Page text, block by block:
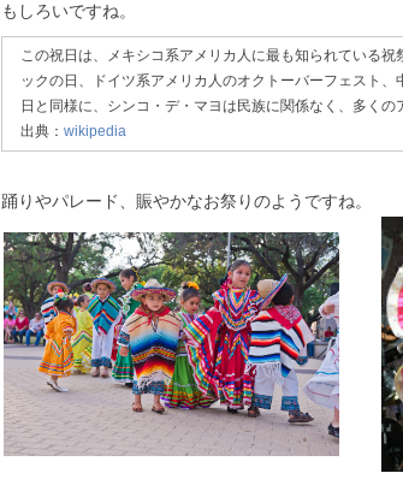
もしろいですね。
この祝日は、メキシコ系アメリカ人に最も知られている
ックの日、ドイツ系アメリカ人のオクトーバーフェスト
日と同様に、シンコ・デ・マヨは民族に関係なく、多くの
出典： wikipedia
踊りやパレード、賑やかなお祭りのようですね。